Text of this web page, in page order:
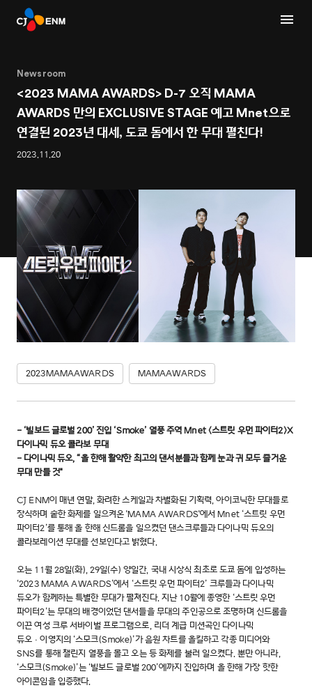
Newsroom
<2023 MAMA AWARDS> D-7 오직 MAMA
AWARDS 만의 EXCLUSIVE STAGE 예고 Mnet으로
연결된 2023년 대세, 도쿄 돔에서 한 무대 펼친다!
2023.11.20
2023MAMAAWARDS MAMAAWARDS
- ‘빌보드 글로벌 200’ 진입 ‘Smoke’ 열풍 주역 Mnet <스트릿 우먼 파이터2>X
다이나믹 듀오 콜라보 무대
- 다이나믹 듀오, “올 한해 활약한 최고의 댄서분들과 함께 눈과 귀 모두 즐거운
무대 만들 것"
CJ ENM이 매년 연말, 화려한 스케일과 차별화된 기획력, 아이코닉한 무대들로
장식하며 숱한 화제를 일으켜온 'MAMA AWARDS'에서 Mnet ‘스트릿 우먼
파이터2’를 통해 올 한해 신드롬을 일으켰던 댄스크루들과 다이나믹 듀오의
콜라보레이션 무대를 선보인다고 밝혔다.
오는 11월 28일(화), 29일(수) 양일간, 국내 시상식 최초로 도쿄 돔에 입성하는
‘2023 MAMA AWARDS’에서 ‘스트릿 우먼 파이터2’ 크루들과 다이나믹
듀오가 함께하는 특별한 무대가 펼쳐진다. 지난 10월에 종영한 ‘스트릿 우먼
파이터2’는 무대의 배경이었던 댄서들을 무대의 주인공으로 조명하며 신드롬을
이끈 여성 크루 서바이벌 프로그램으로, 리더 계급 미션곡인 다이나믹
듀오ㆍ이영지의 ‘스모크(Smoke)’가 음원 차트를 올킬하고 각종 미디어와
SNS를 통해 챌린지 열풍을 몰고 오는 등 화제를 불러 일으켰다. 뿐만 아니라,
‘스모크(Smoke)’는 ‘빌보드 글로벌 200’에까지 진입하며 올 한해 가장 핫한
아이콘임을 입증했다.